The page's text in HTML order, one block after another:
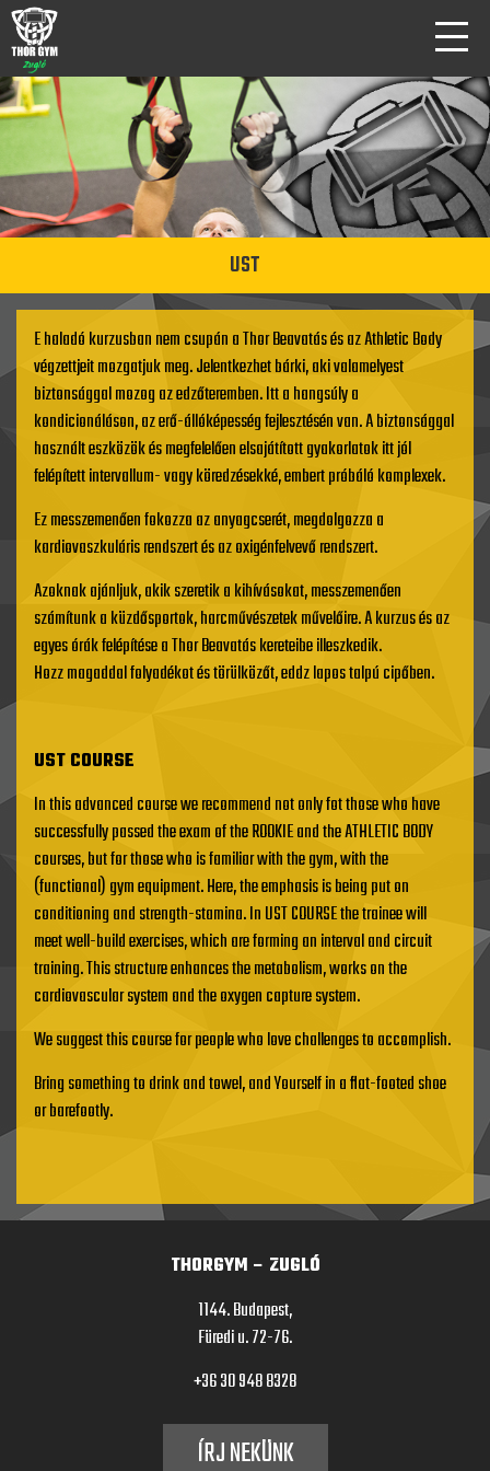
UST
E haladó kurzusban nem csupán a Thor Beavatás és az Athletic Body
végzettjeit mozgatjuk meg. Jelentkezhet bárki, aki valamelyest
biztonsággal mozog az edzőteremben. Itt a hangsúly a
kondicionáláson, az erő-állóképesség fejlesztésén van. A biztonsággal
használt eszközök és megfelelően elsajátított gyakorlatok itt jól
felépített intervallum- vagy köredzésekké, embert próbáló komplexek.
Ez messzemenően fokozza az anyagcserét, megdolgozza a
kardiovaszkuláris rendszert és az oxigénfelvevő rendszert.
Azoknak ajánljuk, akik szeretik a kihívásokat, messzemenően
számítunk a küzdősportok, harcművészetek művelőire. A kurzus és az
egyes órák felépítése a Thor Beavatás kereteibe illeszkedik.
Hozz magaddal folyadékot és törülközőt, eddz lapos talpú cipőben.
UST COURSE
In this advanced course we recommend not only fot those who have
successfully passed the exam of the ROOKIE and the ATHLETIC BODY
courses, but for those who is familiar with the gym, with the
(functional) gym equipment. Here, the emphasis is being put on
conditioning and strength-stamina. In UST COURSE the trainee will
meet well-build exercises, which are forming an interval and circuit
training. This structure enhances the metabolism, works on the
cardiovascular system and the oxygen capture system.
We suggest this course for people who love challenges to accomplish.
Bring something to drink and towel, and Yourself in a flat-footed shoe
or barefootly.
THORGYM – ZUGLÓ
1144. Budapest,
Füredi u. 72-76.
+36 30 948 8328
ÍRJ NEKÜNK